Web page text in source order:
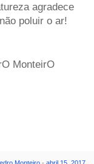
agradece
poluir o ar!
MonteirO